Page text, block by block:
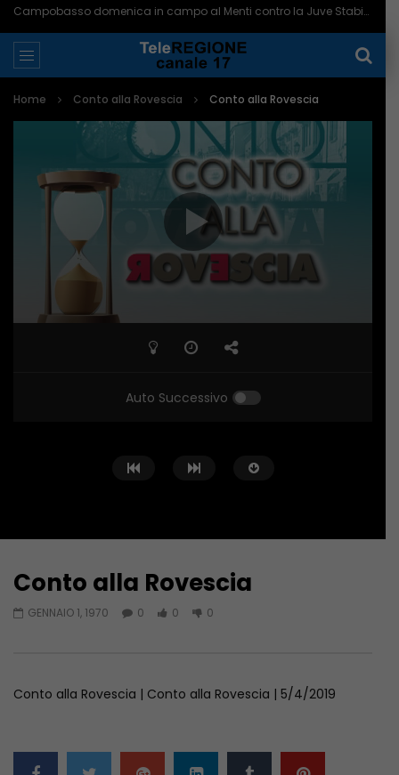
Campobasso domenica in campo al Menti contro la Juve Stabia – 07/08/2026
Home Conto alla Rovescia Conto alla Rovescia
Auto Successivo
Conto alla Rovescia
GENNAIO 1, 1970 0 0 0
Conto alla Rovescia | Conto alla Rovescia | 5/4/2019